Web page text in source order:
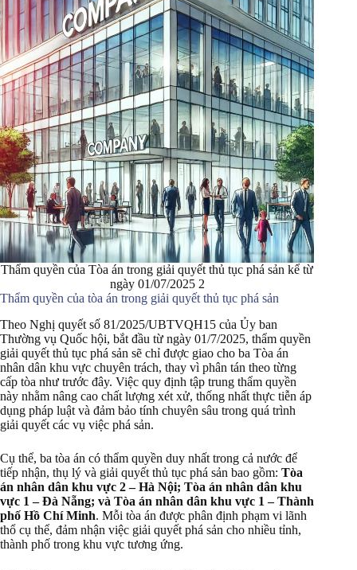
Thẩm quyền của Tòa án trong giải quyết thủ tục phá sản kể từ
ngày 01/07/2025 2
Thẩm quyền của tòa án trong giải quyết thủ tục phá sản
Theo Nghị quyết số 81/2025/UBTVQH15 của Ủy ban
Thường vụ Quốc hội, bắt đầu từ ngày 01/7/2025, thẩm quyền
giải quyết thủ tục phá sản sẽ chỉ được giao cho ba Tòa án
nhân dân khu vực chuyên trách, thay vì phân tán theo từng
cấp tòa như trước đây. Việc quy định tập trung thẩm quyền
này nhằm nâng cao chất lượng xét xử, thống nhất thực tiễn áp
dụng pháp luật và đảm bảo tính chuyên sâu trong quá trình
giải quyết các vụ việc phá sản.
Cụ thể, ba tòa án có thẩm quyền duy nhất trong cả nước để
tiếp nhận, thụ lý và giải quyết thủ tục phá sản bao gồm: Tòa
án nhân dân khu vực 2 – Hà Nội; Tòa án nhân dân khu
vực 1 – Đà Nẵng; và Tòa án nhân dân khu vực 1 – Thành
phố Hồ Chí Minh. Mỗi tòa án được phân định phạm vi lãnh
thổ cụ thể, đảm nhận việc giải quyết phá sản cho nhiều tỉnh,
thành phố trong khu vực tương ứng.